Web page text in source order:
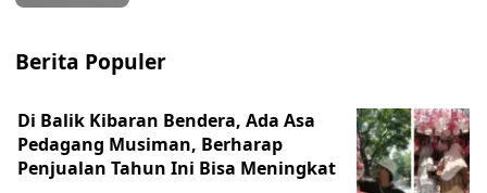
Berita Populer
Di Balik Kibaran Bendera, Ada Asa
Pedagang Musiman, Berharap
Penjualan Tahun Ini Bisa Meningkat